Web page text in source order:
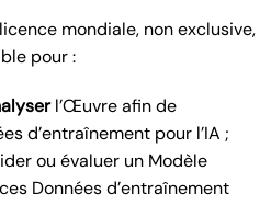
mondiale, non exclusive,
pour :
l’Œuvre afin de
d’entraînement pour l’IA ;
ou évaluer un Modèle
Données d’entraînement